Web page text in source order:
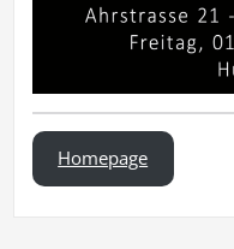
Homepage